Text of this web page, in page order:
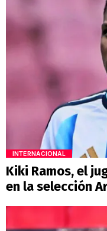
INTERNACIONAL
Kiki Ramos, el
en la selección